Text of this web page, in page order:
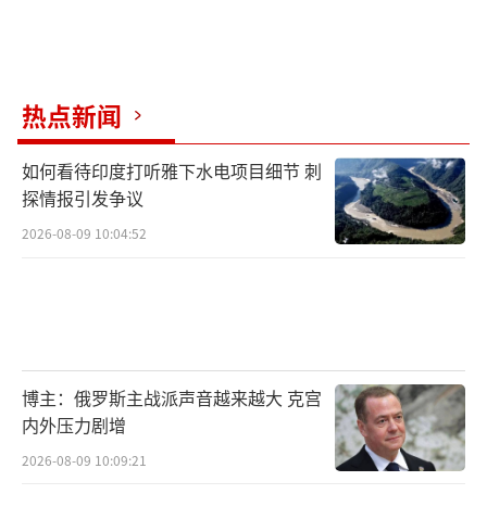
结构。（责任编辑：于浩淙 zx0176）
热点新闻
如何看待印度打听雅下水电项目细节 刺
探情报引发争议
2026-08-09 10:04:52
博主：俄罗斯主战派声音越来越大 克宫
内外压力剧增
2026-08-09 10:09:21